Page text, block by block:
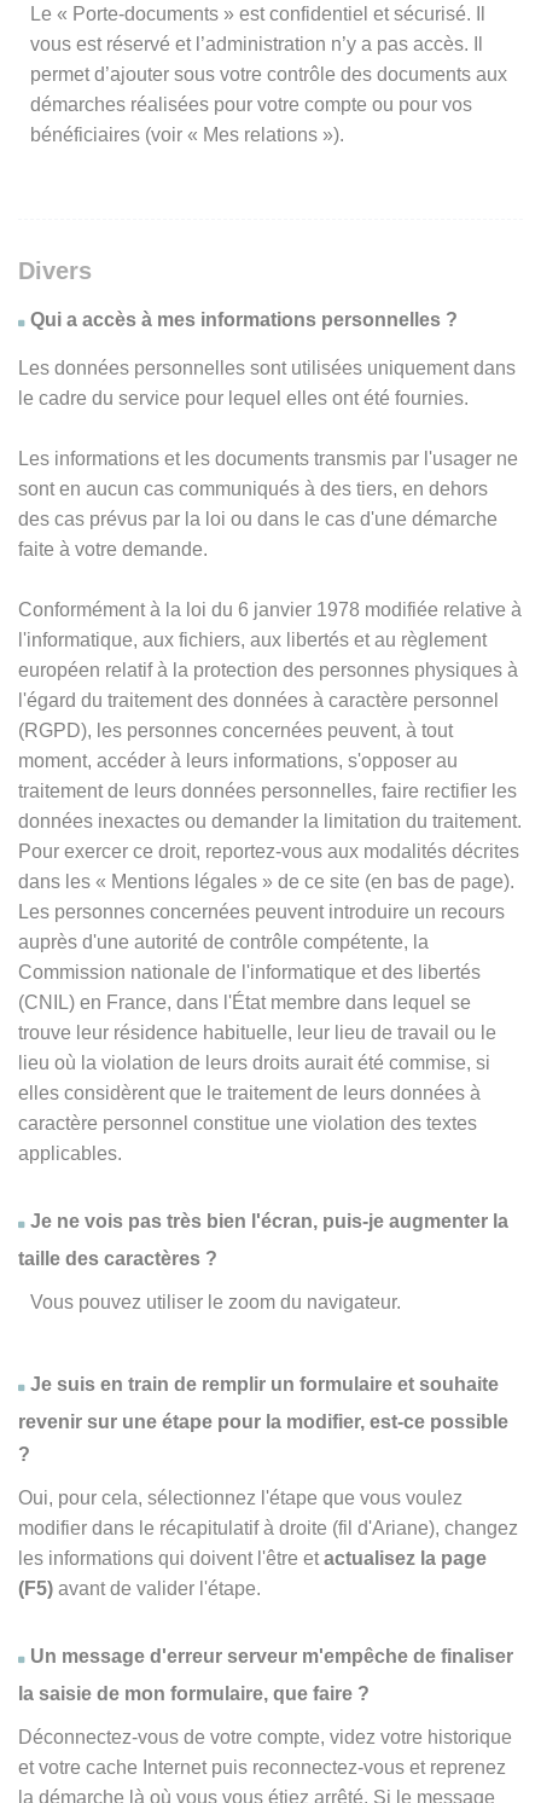
Le « Porte-documents » est confidentiel et sécurisé. Il
vous est réservé et l’administration n’y a pas accès. Il
permet d’ajouter sous votre contrôle des documents aux
démarches réalisées pour votre compte ou pour vos
bénéficiaires (voir « Mes relations »).
Divers
Qui a accès à mes informations personnelles ?
Les données personnelles sont utilisées uniquement dans
le cadre du service pour lequel elles ont été fournies.
Les informations et les documents transmis par l'usager ne
sont en aucun cas communiqués à des tiers, en dehors
des cas prévus par la loi ou dans le cas d'une démarche
faite à votre demande.
Conformément à la loi du 6 janvier 1978 modifiée relative à
l'informatique, aux fichiers, aux libertés et au règlement
européen relatif à la protection des personnes physiques à
l'égard du traitement des données à caractère personnel
(RGPD), les personnes concernées peuvent, à tout
moment, accéder à leurs informations, s'opposer au
traitement de leurs données personnelles, faire rectifier les
données inexactes ou demander la limitation du traitement.
Pour exercer ce droit, reportez-vous aux modalités décrites
dans les « Mentions légales » de ce site (en bas de page).
Les personnes concernées peuvent introduire un recours
auprès d'une autorité de contrôle compétente, la
Commission nationale de l'informatique et des libertés
(CNIL) en France, dans l'État membre dans lequel se
trouve leur résidence habituelle, leur lieu de travail ou le
lieu où la violation de leurs droits aurait été commise, si
elles considèrent que le traitement de leurs données à
caractère personnel constitue une violation des textes
applicables.
Je ne vois pas très bien l'écran, puis-je augmenter la
taille des caractères ?
Vous pouvez utiliser le zoom du navigateur.
Je suis en train de remplir un formulaire et souhaite
revenir sur une étape pour la modifier, est-ce possible
?
Oui, pour cela, sélectionnez l'étape que vous voulez
modifier dans le récapitulatif à droite (fil d'Ariane), changez
les informations qui doivent l'être etactualisez la page
(F5) avant de valider l'étape.
Un message d'erreur serveur m'empêche de finaliser
la saisie de mon formulaire, que faire ?
Déconnectez-vous de votre compte, videz votre historique
et votre cache Internet puis reconnectez-vous et reprenez
la démarche là où vous vous étiez arrêté. Si le message